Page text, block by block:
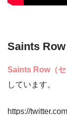
Saints
Saints Row（セ
しています。
https://